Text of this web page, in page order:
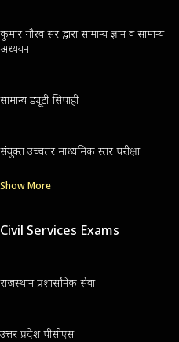
कुमार गौरव सर द्वारा सामान्य ज्ञान व सामान्य
अध्ययन
सामान्य ड्यूटी सिपाही
संयुक्त उच्चतर माध्यमिक स्तर परीक्षा
Show More
Civil Services Exams
राजस्थान प्रशासनिक सेवा
उत्तर प्रदेश पीसीएस